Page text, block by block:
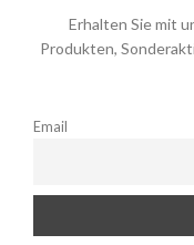
Erhalten Sie mit
Produkten,
Email